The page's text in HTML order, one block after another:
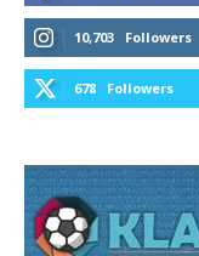
10,703 Followers
678 Followers